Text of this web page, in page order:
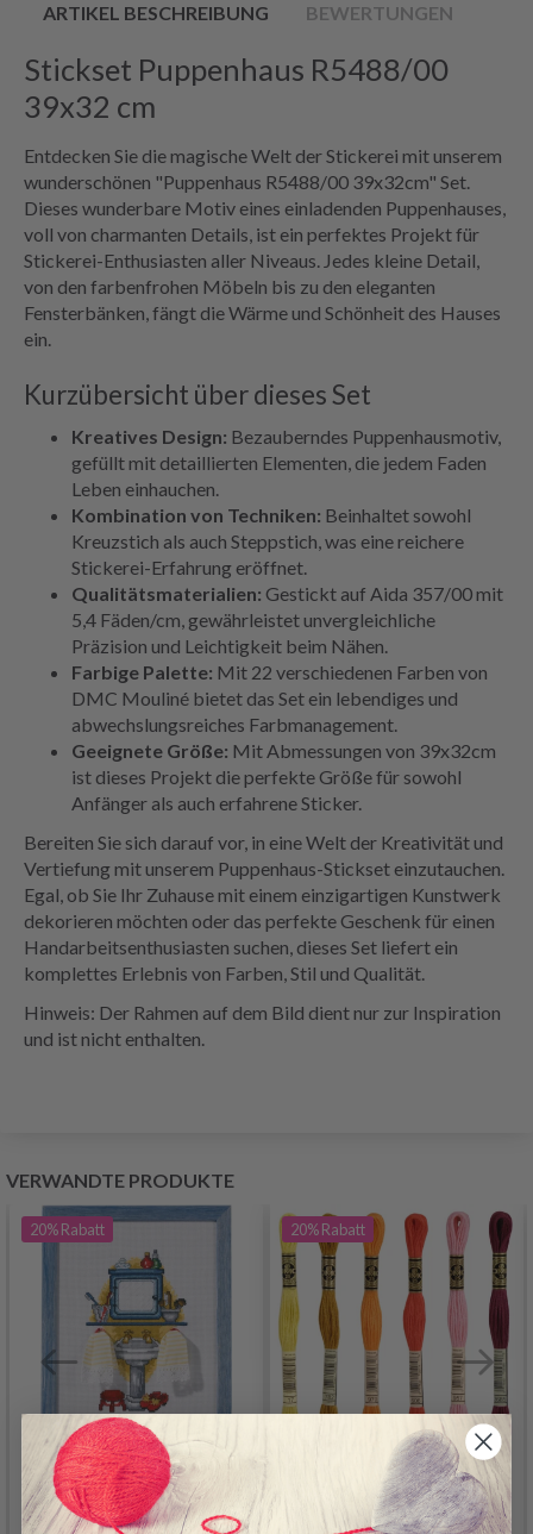
ARTIKEL BESCHREIBUNG BEWERTUNGEN
Stickset Puppenhaus R5488/00
39x32 cm
Entdecken Sie die magische Welt der Stickerei mit unserem
wunderschönen "Puppenhaus R5488/00 39x32cm" Set.
Dieses wunderbare Motiv eines einladenden Puppenhauses,
voll von charmanten Details, ist ein perfektes Projekt für
Stickerei-Enthusiasten aller Niveaus. Jedes kleine Detail,
von den farbenfrohen Möbeln bis zu den eleganten
Fensterbänken, fängt die Wärme und Schönheit des Hauses
ein.
Kurzübersicht über dieses Set
Kreatives Design: Bezauberndes Puppenhausmotiv,
gefüllt mit detaillierten Elementen, die jedem Faden
Leben einhauchen.
Kombination von Techniken: Beinhaltet sowohl
Kreuzstich als auch Steppstich, was eine reichere
Stickerei-Erfahrung eröffnet.
Qualitätsmaterialien: Gestickt auf Aida 357/00 mit
5,4 Fäden/cm, gewährleistet unvergleichliche
Präzision und Leichtigkeit beim Nähen.
Farbige Palette: Mit 22 verschiedenen Farben von
DMC Mouliné bietet das Set ein lebendiges und
abwechslungsreiches Farbmanagement.
Geeignete Größe: Mit Abmessungen von 39x32cm
ist dieses Projekt die perfekte Größe für sowohl
Anfänger als auch erfahrene Sticker.
Bereiten Sie sich darauf vor, in eine Welt der Kreativität und
Vertiefung mit unserem Puppenhaus-Stickset einzutauchen.
Egal, ob Sie Ihr Zuhause mit einem einzigartigen Kunstwerk
dekorieren möchten oder das perfekte Geschenk für einen
Handarbeitsenthusiasten suchen, dieses Set liefert ein
komplettes Erlebnis von Farben, Stil und Qualität.
Hinweis: Der Rahmen auf dem Bild dient nur zur Inspiration
und ist nicht enthalten.
VERWANDTE PRODUKTE
20%Rabatt
STICKSET WÄSCHE 20
20%Rabatt